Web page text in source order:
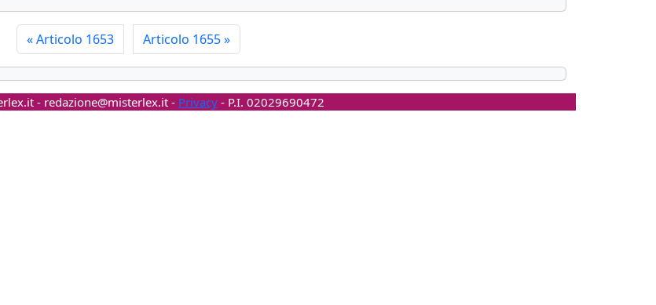
«Articolo 1653 Articolo 1655»
- redazione@misterlex.it- Privacy- P.I. 02029690472